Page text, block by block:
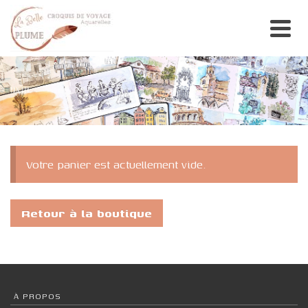
PANIER
Votre panier est actuellement vide.
Retour à la boutique
À PROPOS